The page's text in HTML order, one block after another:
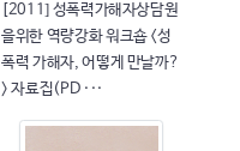
[2011] 성폭력가해자상담원
을위한 역량강화 워크숍 <성
폭력 가해자, 어떻게 만날까?
> 자료집(PD ···